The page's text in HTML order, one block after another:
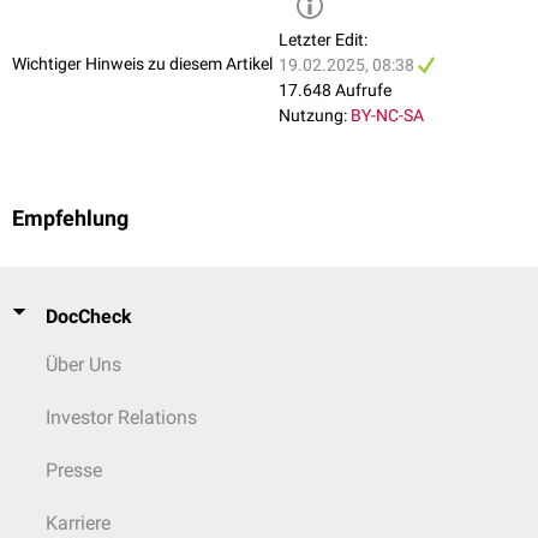
Wichtiger Hinweis zu diesem Artikel
Letzter Edit:
19.02.2025, 08:38
17.648 Aufrufe
Nutzung: BY-NC-SA
Empfehlung
DocCheck
Über Uns
Investor Relations
Presse
Karriere